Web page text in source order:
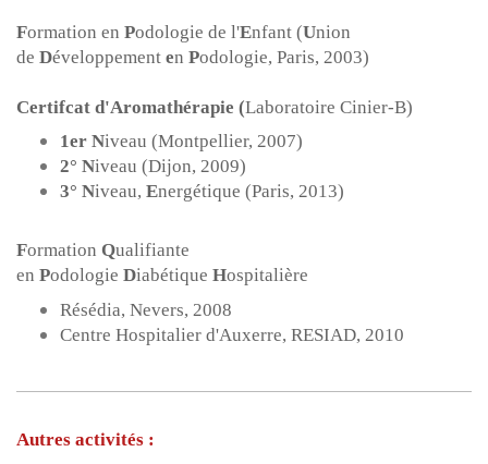
Formation en Podologie de l'Enfant (Union
de Développement en Podologie, Paris, 2003)
Certifcat d'Aromathérapie (Laboratoire Cinier-B)
1er Niveau (Montpellier, 2007)
2° Niveau (Dijon, 2009)
3° Niveau, Energétique (Paris, 2013)
Formation Qualifiante
en Podologie Diabétique Hospitalière
Résédia, Nevers, 2008
Centre Hospitalier d'Auxerre, RESIAD, 2010
Autres activités :